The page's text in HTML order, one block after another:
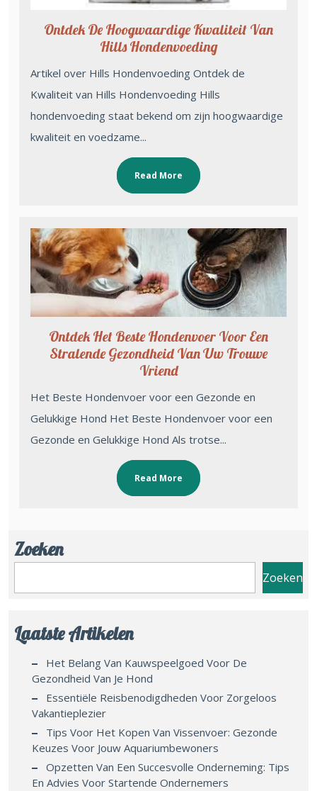
Ontdek De Hoogwaardige Kwaliteit Van
Hills Hondenvoeding
Artikel over Hills Hondenvoeding Ontdek de
Kwaliteit van Hills Hondenvoeding Hills
hondenvoeding staat bekend om zijn hoogwaardige
kwaliteit en voedzame...
Read More
Ontdek Het Beste Hondenvoer Voor Een
Stralende Gezondheid Van Uw Trouwe
Vriend
Het Beste Hondenvoer voor een Gezonde en
Gelukkige Hond Het Beste Hondenvoer voor een
Gezonde en Gelukkige Hond Als trotse...
Read More
Zoeken
Zoeken
Laatste Artikelen
Het Belang Van Kauwspeelgoed Voor De
Gezondheid Van Je Hond
Essentiële Reisbenodigdheden Voor Zorgeloos
Vakantieplezier
Tips Voor Het Kopen Van Vissenvoer: Gezonde
Keuzes Voor Jouw Aquariumbewoners
Opzetten Van Een Succesvolle Onderneming: Tips
En Advies Voor Startende Ondernemers